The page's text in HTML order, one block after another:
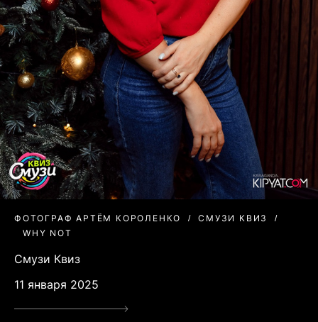
ФОТОГРАФ АРТЁМ КОРОЛЕНКО
СМУЗИ КВИЗ
WHY NOT
Смузи Квиз
11 января 2025